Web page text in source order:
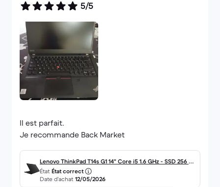
5/5
Il est parfait.
Je recommande Back Market
Lenovo ThinkPad T14s G1 14" Core i5 1.6 GHz - SSD 256 G
o - 8 Go AZERTY - Français
État État correct
Date d’achat 12/05/2026